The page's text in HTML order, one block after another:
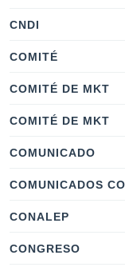
CNDI
COMITÉ
COMITÉ DE MKT
COMITÉ DE MKT
COMUNICADO
COMUNICADOS
CONALEP
CONGRESO